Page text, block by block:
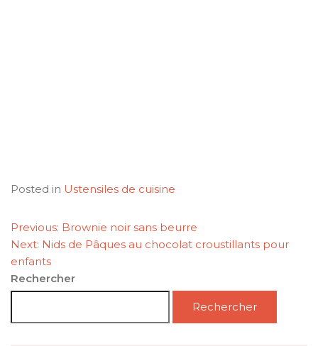
Posted in Ustensiles de cuisine
NAVIGATION
DE
L’ARTICLE
Previous: Brownie noir sans beurre
Next: Nids de Pâques au chocolat croustillants pour
enfants
Rechercher
Rechercher